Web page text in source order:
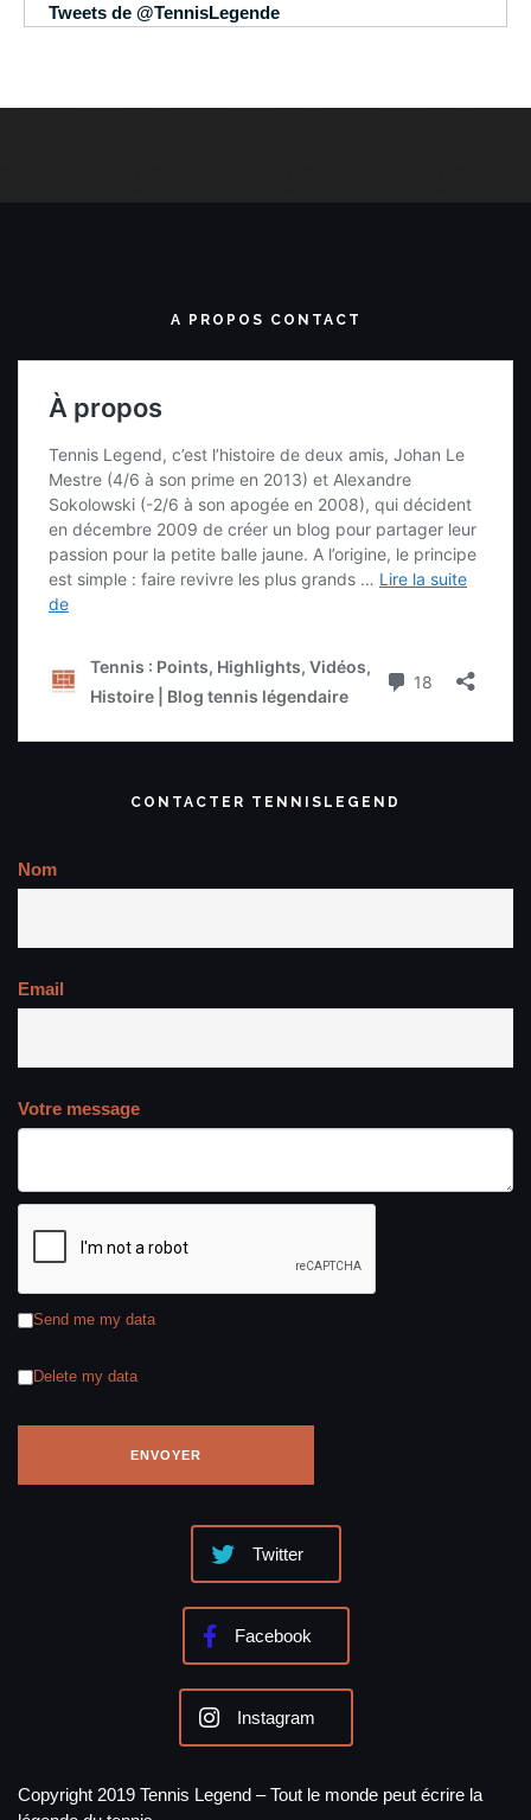
Tweets de @TennisLegende
A PROPOS CONTACT
CONTACTER TENNISLEGEND
Nom
Email
Votre message
Send me my data
Delete my data
Twitter
Facebook
Instagram
Copyright 2019 Tennis Legend – Tout le monde peut écrire la